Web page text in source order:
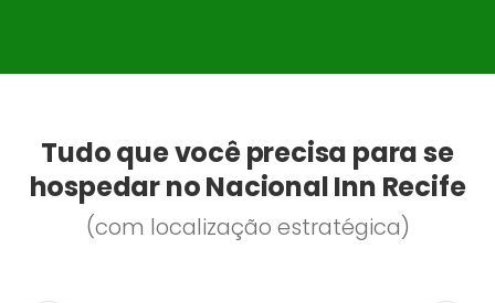
Tudo que você precisa para se
hospedar no Nacional Inn Recife
(com localização estratégica)